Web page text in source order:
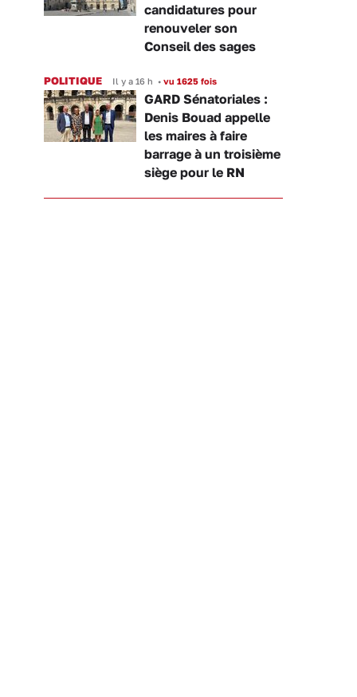
candidatures pour
renouveler son
Conseil des sages
POLITIQUE Il y a 16 h • vu 1625 fois
GARD Sénatoriales :
Denis Bouad appelle
les maires à faire
barrage à un troisième
siège pour le RN